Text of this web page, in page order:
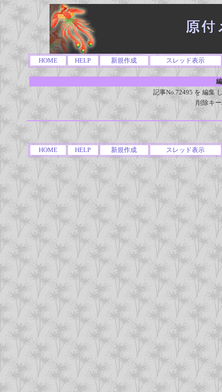
HOME HELP 新規作成 スレッド表示
記事No.72495 を 編集
削除キ
HOME HELP 新規作成 スレッド表示